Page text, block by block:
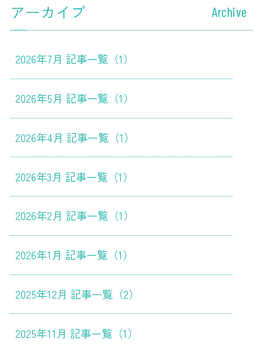
アーカイブ Archive
2026年7月 記事一覧（1）
2026年5月 記事一覧（1）
2026年4月 記事一覧（1）
2026年3月 記事一覧（1）
2026年2月 記事一覧（1）
2026年1月 記事一覧（1）
2025年12月 記事一覧（2）
2025年11月 記事一覧（1）